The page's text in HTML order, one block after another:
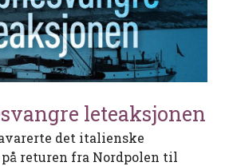
leteaksjonen
det italienske
returen fra Nordpolen til